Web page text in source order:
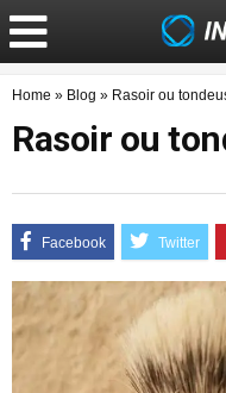
Home » Blog » Rasoir ou
Rasoir ou